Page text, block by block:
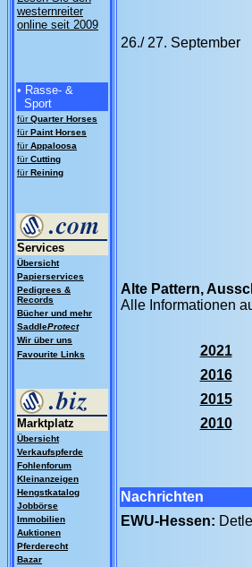
westernreiter
online seit 2009
• Rasse- &
Sport
fürQuarter Horses
fürPaint Horses
fürAppaloosa
fürCutting
fürReining
Services
Übersicht
Papierservices
Pedigrees &
Records
Bücher und mehr
SaddleProtect
Wir über uns
Favourite Links
Marktplatz
Übersicht
Verkaufspferde
Fohlenforum
Kleinanzeigen
Hengstkatalog
Jobbörse
Immobilien
Auktionen
Pferderecht
Bazar
26./ 27. September
Alte Pattern,
Alle Informationen
2021
2016
2015
2010
Nachrichten
EWU-Hessen: